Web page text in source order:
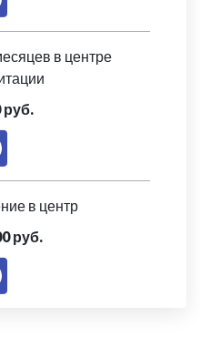
в центре
руб.
в центр
руб.